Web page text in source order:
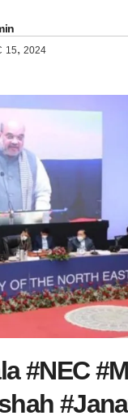
15, 2024
#NEC